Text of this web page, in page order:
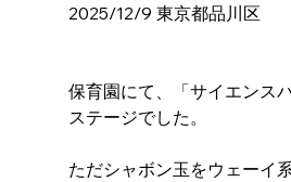
2025/12/9 東京都品川区
保育園にて、「サイエンス
ステージでした。
ただシャボン玉をウェーイ